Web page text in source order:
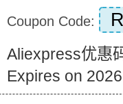
Coupon Code:
Aliexpress优惠
Expires on